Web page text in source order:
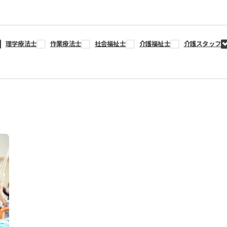
理学療法士 作業療法士 社会福祉士 介護福祉士 介護スタッフ